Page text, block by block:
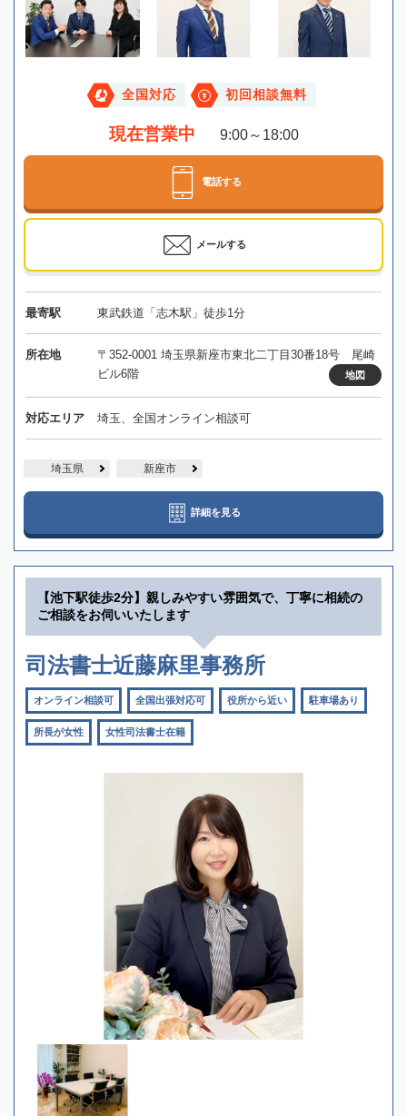
全国対応 初回相談無料
現在営業中 9:00～18:00
電話する
メールする
最寄駅 東武鉄道「志木駅」徒歩1分
所在地
〒352-0001 埼玉県新座市東北二丁目30番18号 尾崎
ビル6階
地図
対応エリア 埼玉、全国オンライン相談可
埼玉県 新座市
詳細を見る
【池下駅徒歩2分】親しみやすい雰囲気で、丁寧に相続の
ご相談をお伺いいたします
司法書士近藤麻里事務所
オンライン相談可 全国出張対応可 役所から近い 駐車場あり
所長が女性 女性司法書士在籍